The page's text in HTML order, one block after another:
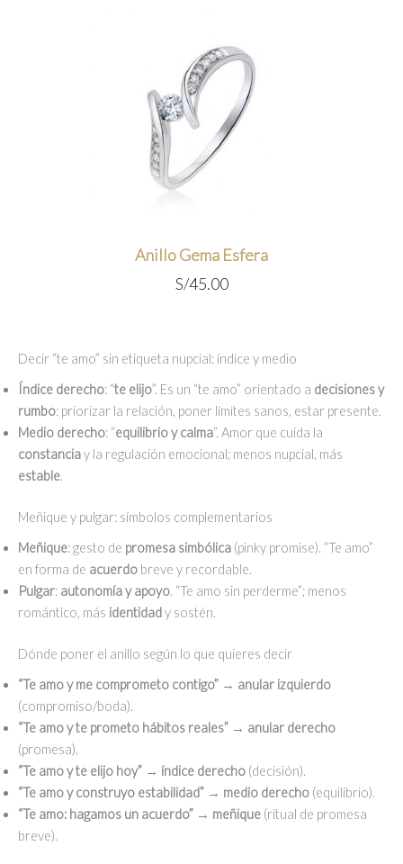
Anillo Gema Esfera
S/45.00
Decir “te amo” sin etiqueta nupcial: índice y medio
Índice derecho: “te elijo”. Es un “te amo” orientado a decisiones y
rumbo: priorizar la relación, poner límites sanos, estar presente.
Medio derecho: “equilibrio y calma”. Amor que cuida la
constanciay la regulación emocional; menos nupcial, más
estable.
Meñique y pulgar: símbolos complementarios
Meñique: gesto de promesa simbólica (pinky promise). “Te amo”
en forma de acuerdo breve y recordable.
Pulgar: autonomía y apoyo. “Te amo sin perderme”; menos
romántico, más identidady sostén.
Dónde poner el anillo según lo que quieres decir
“Te amo y me comprometo contigo” → anular izquierdo
(compromiso/boda).
“Te amo y te prometo hábitos reales” → anular derecho
(promesa).
“Te amo y te elijo hoy” → índice derecho (decisión).
“Te amo y construyo estabilidad” → medio derecho (equilibrio).
“Te amo: hagamos un acuerdo” → meñique (ritual de promesa
breve).